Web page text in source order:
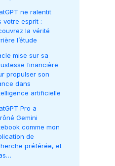
ne ralentit
votre esprit :
la vérité
l’étude
mise sur sa
financière
propulser son
dans
artificielle
Pro a
Gemini
comme mon
de
préférée, et